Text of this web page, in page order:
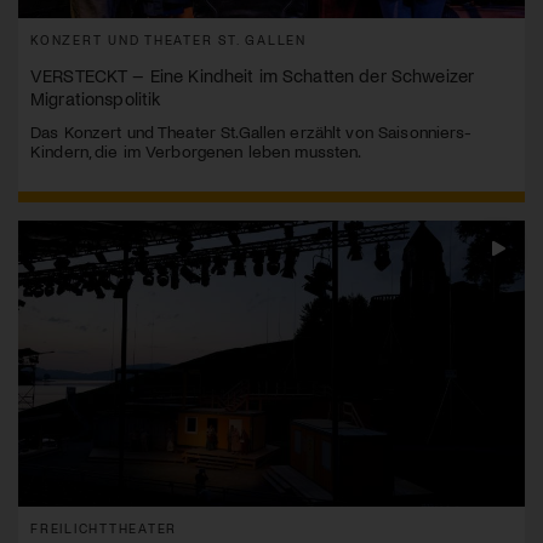
KONZERT UND THEATER ST. GALLEN
VERSTECKT – Eine Kindheit im Schatten der Schweizer
Migrationspolitik
Das Konzert und Theater St.Gallen erzählt von Saisonniers-
Kindern, die im Verborgenen leben mussten.
FREILICHTTHEATER